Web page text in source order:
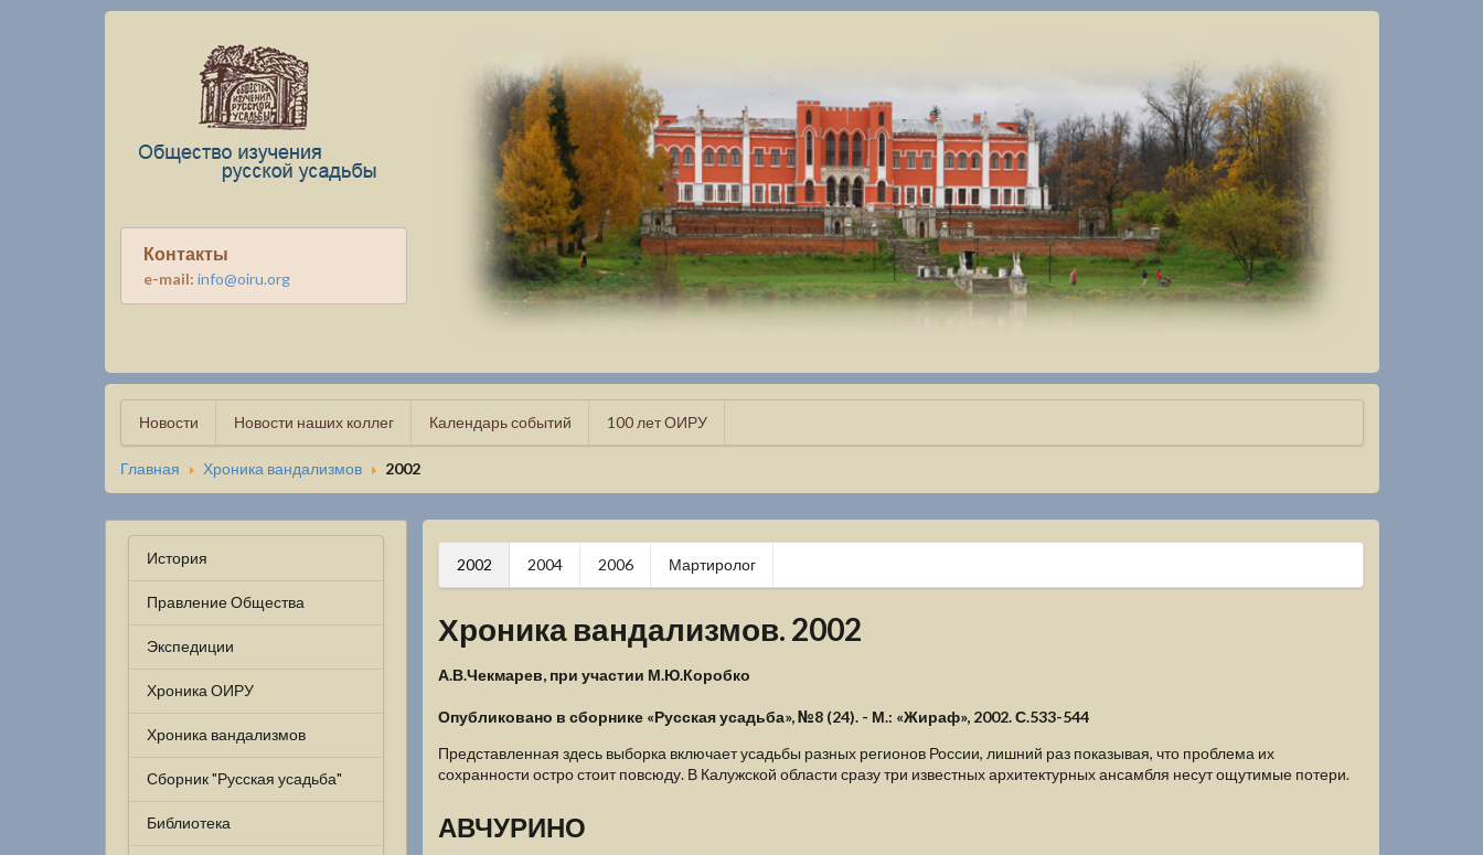
Контакты
e-mail: info@oiru.org
Новости Новости наших коллег Календарь событий 100 лет ОИРУ
Главная Хроника вандализмов 2002
История
Правление Общества
Экспедиции
Хроника ОИРУ
Хроника вандализмов
Сборник "Русская усадьба"
Библиотека
2002 2004 2006 Мартиролог
Хроника вандализмов. 2002
А.В.Чекмарев, при участии М.Ю.Коробко
Опубликовано в сборнике «Русская усадьба», №8 (24). - М.: «Жираф», 2002. С.533-544
Представленная здесь выборка включает усадьбы разных регионов России, лишний раз показывая, что проблема их
сохранности остро стоит повсюду. В Калужской области сразу три известных архитектурных ансамбля несут ощутимые потери.
АВЧУРИНО